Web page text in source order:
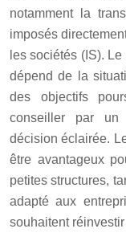
notamment la
imposés
les sociétés (IS).
dépend de la
des objectifs
conseiller par un
décision éclairée.
être avantageux
petites structures,
adapté aux
souhaitent